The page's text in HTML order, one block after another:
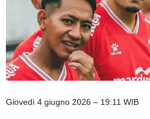
Giovedì 4 giugno 2026 – 19:11 WIB